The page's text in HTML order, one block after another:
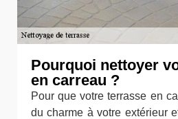
Pourquoi nettoyer
en carreau ?
Pour que votre terrasse en
du charme à votre extérieur